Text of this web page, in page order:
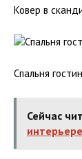
Ковер в
Спальня
Сейчас